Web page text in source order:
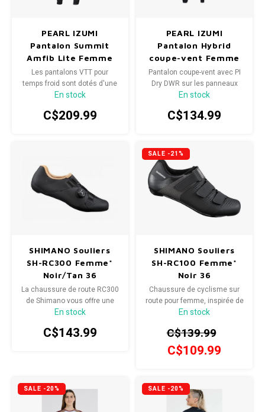
PEARL IZUMI
Pantalon Summit
Amfib Lite Femme
Les pantalons VTT pour
temps froid sont dotés d'une
coque souple 3L avec un
bloque le vent et retient la
En stock
C$209.99
PEARL IZUMI
Pantalon Hybrid
coupe-vent Femme
Pantalon coupe-vent avec PI
Dry DWR sur les panneaux
avant pour bloquer l'humidité
En stock
C$134.99
SHIMANO Souliers
SH-RC300 Femme*
Noir/Tan 36
La chaussure de route RC300
de Shimano vous offre une
performance et un confort
En stock
C$143.99
SALE -21%
SHIMANO Souliers
SH-RC100 Femme*
Noir 36
Chaussure de cyclisme sur
route pour femme, inspirée de
la compétition et dotée de
performantes.
En stock
C$139.99
C$109.99
SALE -20% SALE -20%